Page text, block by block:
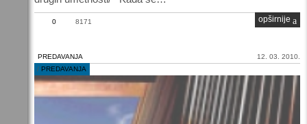
0 8171 opširnije
PREDAVANJA
/ PREDAVANJA
12. 03. 2010.